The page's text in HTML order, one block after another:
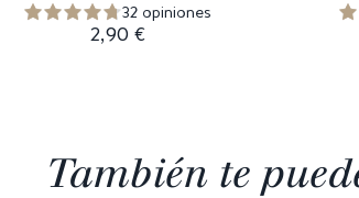
32 opiniones
2,90 €
También te